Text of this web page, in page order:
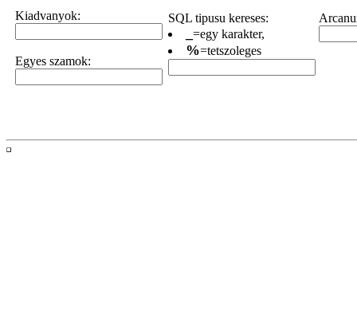
Kiadvanyok:
Egyes szamok:
SQL tipusu kereses:
=egy karakter,
%=tetszoleges